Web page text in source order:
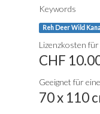
Keywords
Reh Deer Wild
Lizenzkosten für
CHF
Geeignet für
70 x 110